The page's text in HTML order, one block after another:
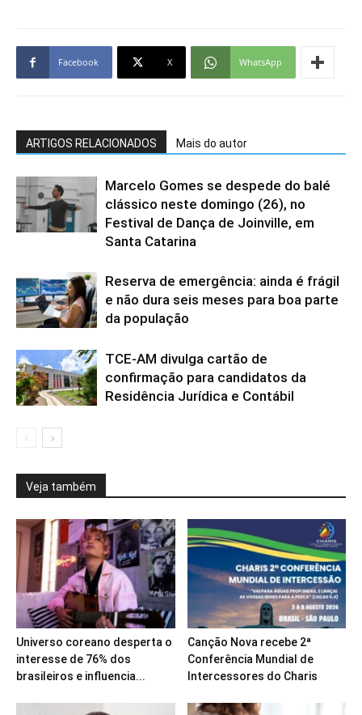
Facebook X WhatsApp
ARTIGOS RELACIONADOS Mais do autor
Marcelo Gomes se despede do balé
clássico neste domingo (26), no
Festival de Dança de Joinville, em
Santa Catarina
Reserva de emergência: ainda é frágil
e não dura seis meses para boa parte
da população
TCE-AM divulga cartão de
confirmação para candidatos da
Residência Jurídica e Contábil
Veja também
Universo coreano desperta o
interesse de 76% dos
brasileiros e influencia...
Canção Nova recebe 2ª
Conferência Mundial de
Intercessores do Charis